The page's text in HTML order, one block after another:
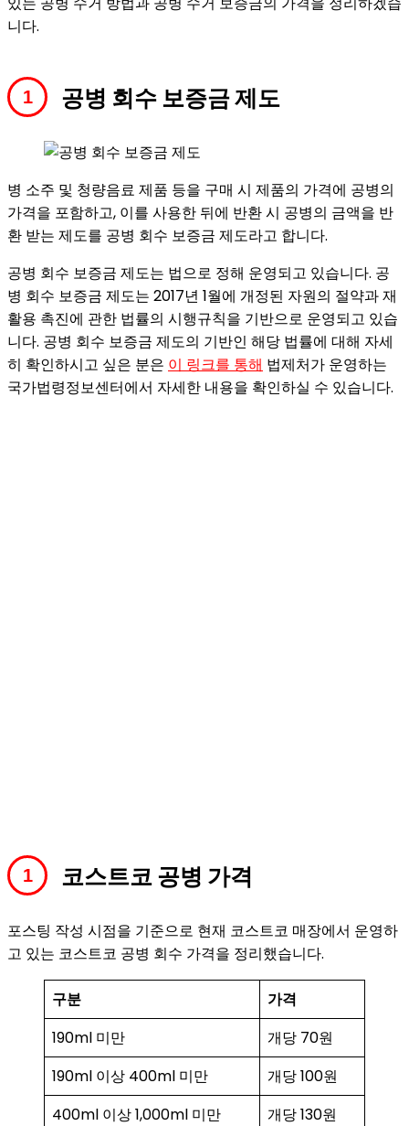
니다.
공병 회수 보증금 제도
병 소주 및 청량음료 제품 등을 구매 시 제품의 가격에 공병의
가격을 포함하고, 이를 사용한 뒤에 반환 시 공병의 금액을 반
환 받는 제도를 공병 회수 보증금 제도라고 합니다.
공병 회수 보증금 제도는 법으로 정해 운영되고 있습니다. 공
병 회수 보증금 제도는 2017년 1월에 개정된 자원의 절약과 재
활용 촉진에 관한 법률의 시행규칙을 기반으로 운영되고 있습
니다. 공병 회수 보증금 제도의 기반인 해당 법률에 대해 자세
히 확인하시고 싶은 분은 이 링크를 통해 법제처가 운영하는
국가법령정보센터에서 자세한 내용을 확인하실 수 있습니다.
코스트코 공병 가격
포스팅 작성 시점을 기준으로 현재 코스트코 매장에서 운영하
고 있는 코스트코 공병 회수 가격을 정리했습니다.
구분
가격
190ml 미만
개당 70원
190ml 이상 400ml 미만
개당 100원
400ml 이상 1,000ml 미만
개당 130원